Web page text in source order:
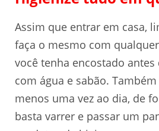
Assim que entrar em casa,
faça o mesmo com
você tenha encostado antes
com água e sabão.
menos uma vez ao dia, de
basta varrer e passar um